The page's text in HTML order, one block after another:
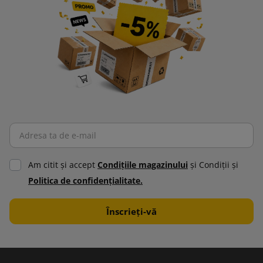
Am citit şi accept Condiţiile magazinului şi Condiţii şi
Politica de confidenţialitate.